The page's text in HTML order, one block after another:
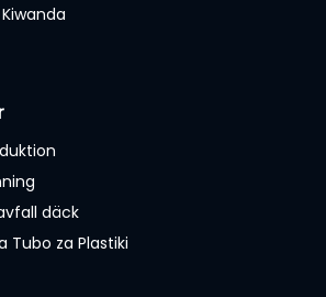
däck
Tubo za Plastiki